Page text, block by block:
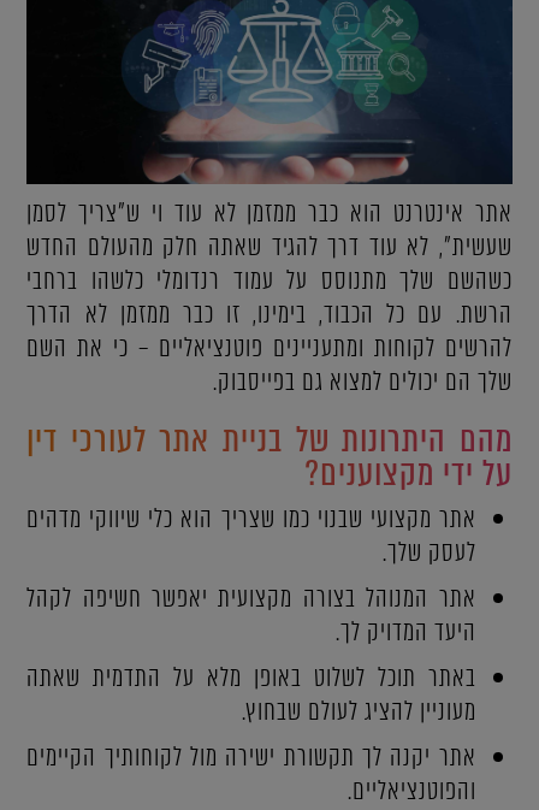
אתר אינטרנט הוא כבר ממזמן לא עוד וי ש"צריך לסמן
שעשית", לא עוד דרך להגיד שאתה חלק מהעולם החדש
כשהשם שלך מתנוסס על עמוד רנדומלי כלשהו ברחבי
הרשת. עם כל הכבוד, בימינו, זו כבר ממזמן לא הדרך
להרשים לקוחות ומתעניינים פוטנציאליים – כי את השם
שלך הם יכולים למצוא גם בפייסבוק.
מהם היתרונות של בניית אתר לעורכי דין
על ידי מקצוענים?
אתר מקצועי שבנוי כמו שצריך הוא כלי שיווקי מדהים
לעסק שלך.
אתר המנוהל בצורה מקצועית יאפשר חשיפה לקהל
היעד המדויק לך.
באתר תוכל לשלוט באופן מלא על התדמית שאתה
מעוניין להציג לעולם שבחוץ.
אתר יקנה לך תקשורת ישירה מול לקוחותיך הקיימים
והפוטנציאליים.